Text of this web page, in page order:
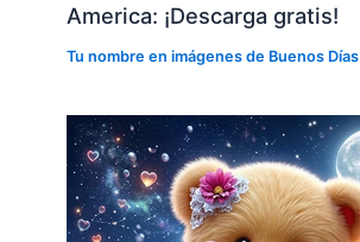
America: ¡Descarga gratis!
Tu nombre en imágenes de Buenos Días